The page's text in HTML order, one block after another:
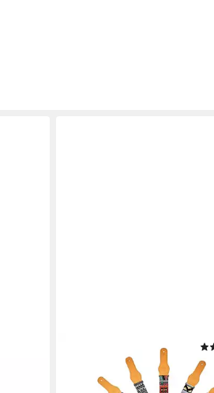
Gitarrengurt WORLD SERIES
16,90 €